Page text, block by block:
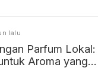
lalu
Parfum Lokal:
Aroma yang